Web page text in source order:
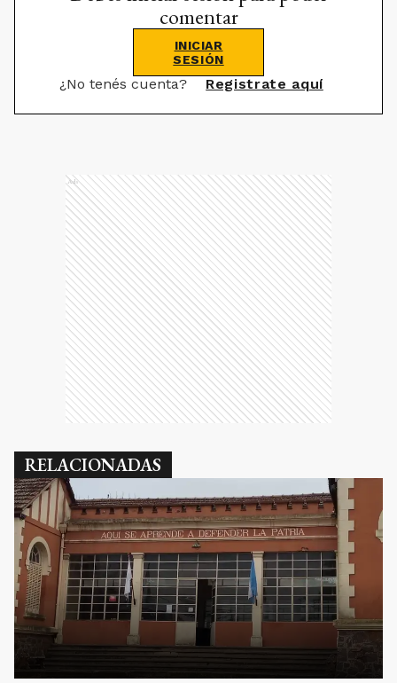
comentar
INICIAR
SESIÓN
¿No tenés cuenta? Registrate aquí
Ads
RELACIONADAS